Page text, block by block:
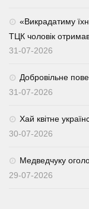
«Викрадатиму
ТЦК чоловік
31-07-2026
Добровільне
31-07-2026
Хай квітне
30-07-2026
Медведчуку
29-07-2026